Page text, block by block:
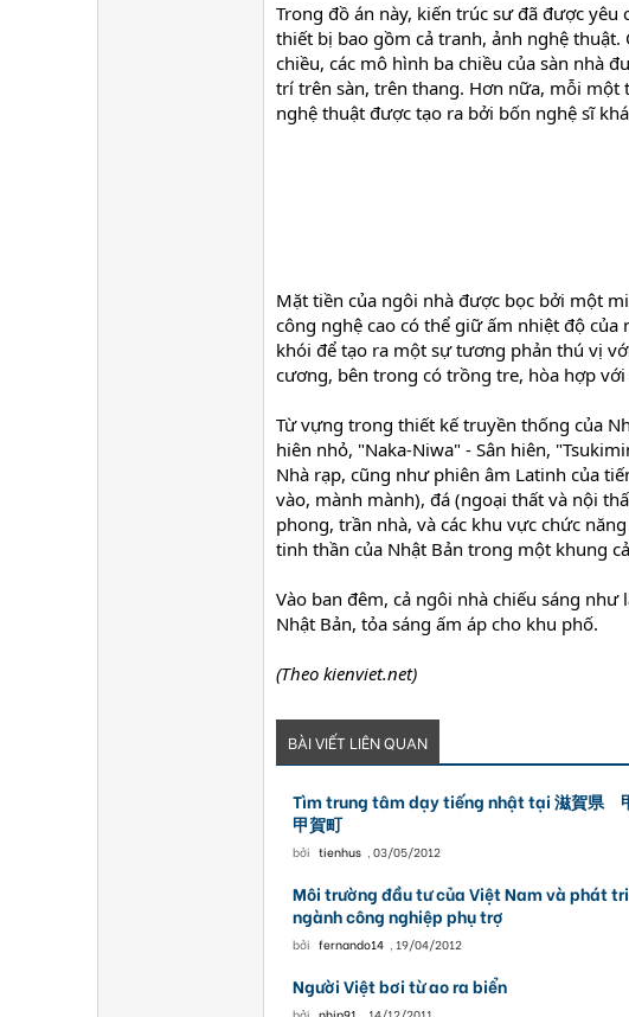
Trong đồ án này, kiến trúc sư đã được
thiết bị bao gồm cả tranh, ảnh nghệ
chiều, các mô hình ba chiều của sàn nhà
trí trên sàn, trên thang. Hơn nữa, mỗi
nghệ thuật được tạo ra bởi bốn nghệ sĩ
Mặt tiền của ngôi nhà được bọc bởi một
công nghệ cao có thể giữ ấm nhiệt độ
khói để tạo ra một sự tương phản thú vị
cương, bên trong có trồng tre, hòa hợp với
Từ vựng trong thiết kế truyền thống của
hiên nhỏ, "Naka-Niwa" - Sân hiên,
Nhà rạp, cũng như phiên âm Latinh của
vào, mành mành), đá (ngoại thất và nội
phong, trần nhà, và các khu vực chức
tinh thần của Nhật Bản trong một khung
Vào ban đêm, cả ngôi nhà chiếu sáng
Nhật Bản, tỏa sáng ấm áp cho khu phố.
(Theo kienviet.net)
BÀI VIẾT LIÊN QUAN
Tìm trung tâm dạy tiếng nhật tại 滋賀県
甲賀町
bởi tienhus , 03/05/2012
Môi trường đầu tư của Việt Nam và phát
ngành công nghiệp phụ trợ
bởi fernando14 , 19/04/2012
Người Việt bơi từ ao ra biển